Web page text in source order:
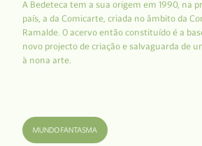
A Bedeteca tem a sua origem em 1990, na
país, a da Comicarte, criada no âmbito da
Ramalde. O acervo então constituído é a
novo projecto de criação e salvaguarda de
à nona arte.